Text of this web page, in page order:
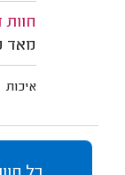
מאד
איכות